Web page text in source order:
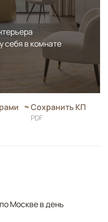
себя в комнате
Сохранить КП
PDF
Москве в день